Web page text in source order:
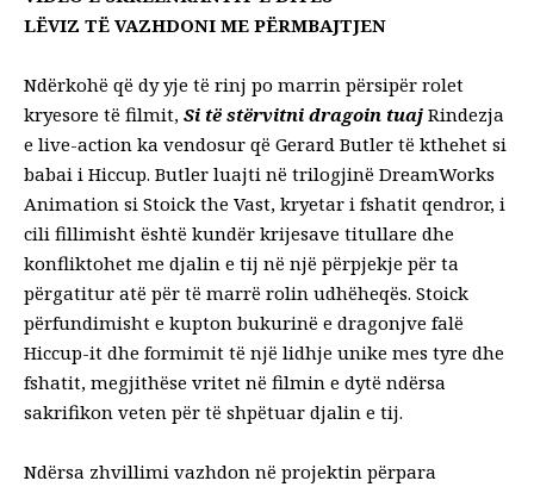
LËVIZ TË VAZHDONI ME PËRMBAJTJEN
Ndërkohë që dy yje të rinj po marrin përsipër rolet
kryesore të filmit, Si të stërvitni dragoin tuaj Rindezja
e live-action ka vendosur që Gerard Butler të kthehet si
babai i Hiccup. Butler luajti në trilogjinë DreamWorks
Animation si Stoick the Vast, kryetar i fshatit qendror, i
cili fillimisht është kundër krijesave titullare dhe
konfliktohet me djalin e tij në një përpjekje për ta
përgatitur atë për të marrë rolin udhëheqës. Stoick
përfundimisht e kupton bukurinë e dragonjve falë
Hiccup-it dhe formimit të një lidhje unike mes tyre dhe
fshatit, megjithëse vritet në filmin e dytë ndërsa
sakrifikon veten për të shpëtuar djalin e tij.
Ndërsa zhvillimi vazhdon në projektin përpara